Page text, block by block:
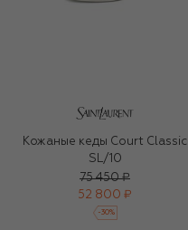
Кожаные кеды Court Classic
SL/10
75 450 ₽
52 800 ₽
-30%